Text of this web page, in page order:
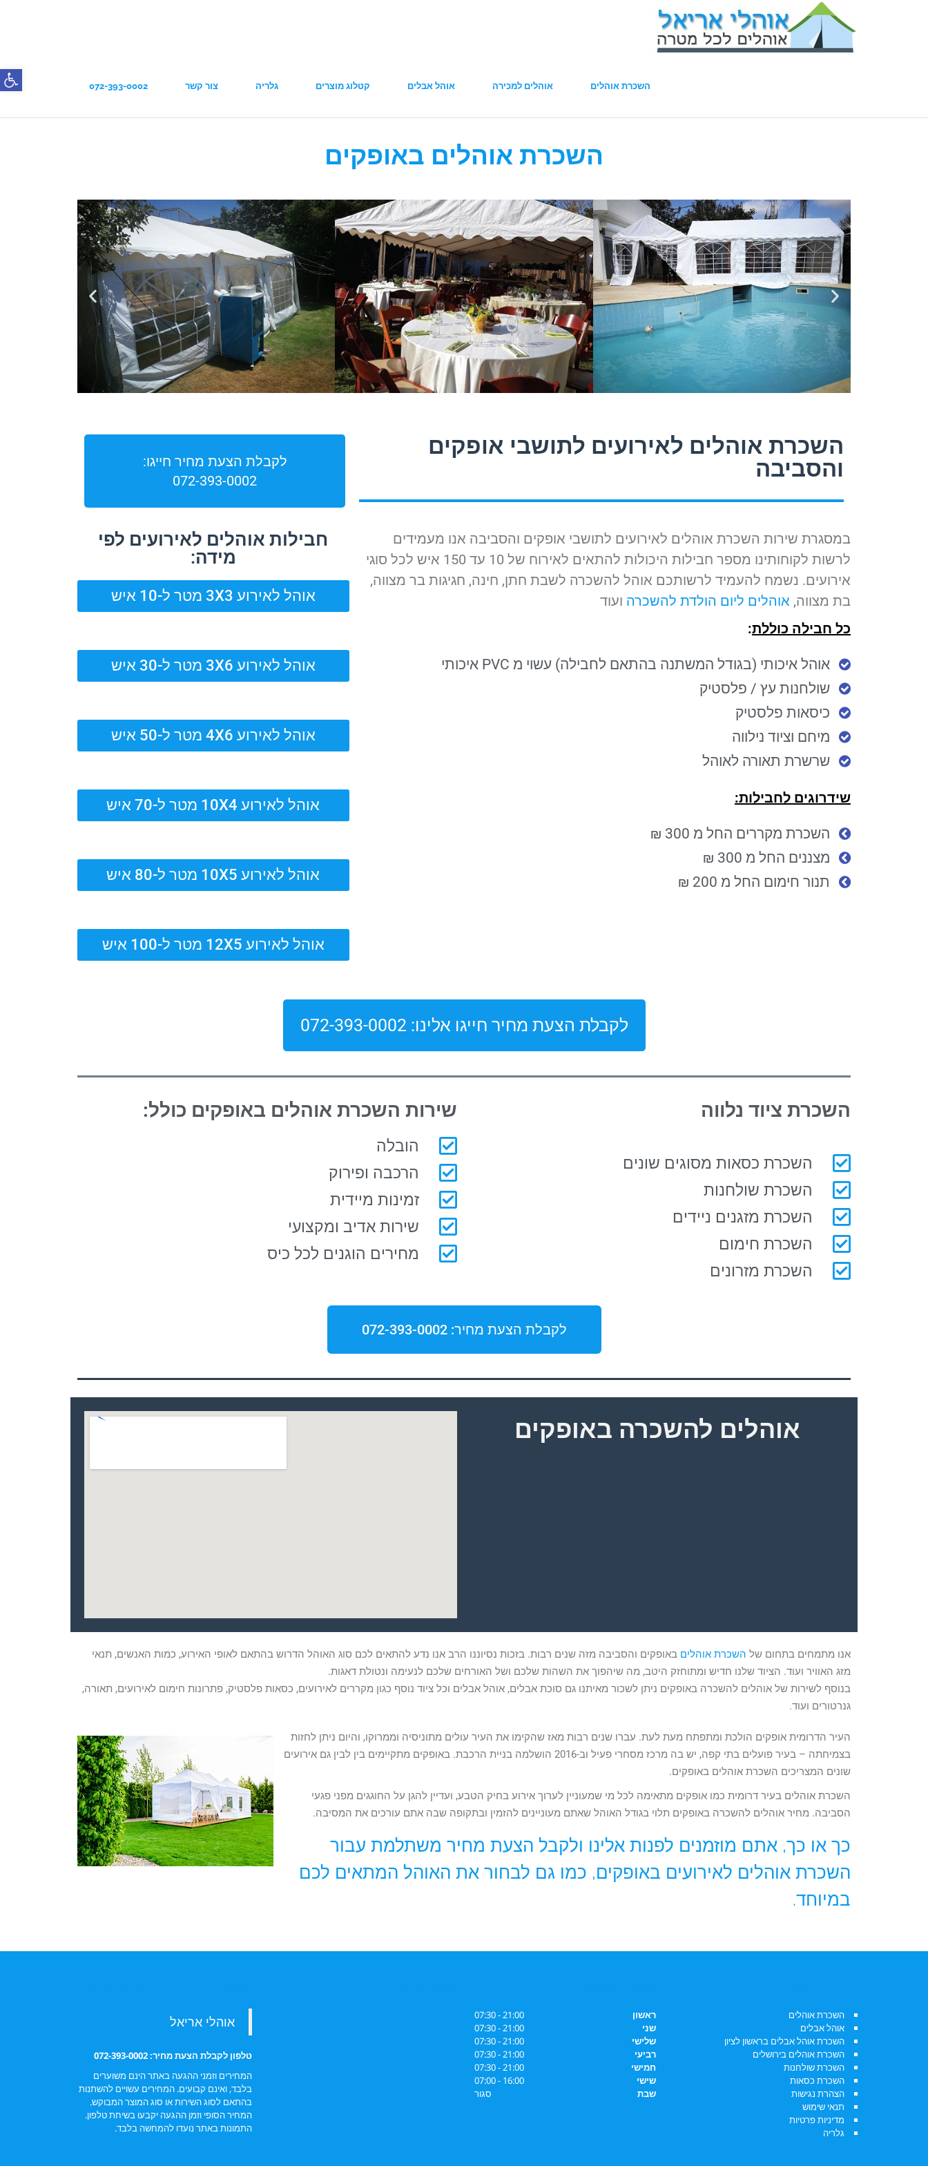
השכרת אוהלים אוהלים למכירה אוהל אבלים קטלוג מוצרים גלריה צור קשר 072-393-0002
השכרת אוהלים באופקים
השכרת אוהלים לאירועים לתושבי אופקים
והסביבה
לקבלת הצעת מחיר חייגו:
072-393-0002
במסגרת שירות השכרת אוהלים לאירועים לתושבי אופקים והסביבה אנו מעמידים
לרשות לקוחותינו מספר חבילות היכולות להתאים לאירוח של 10 עד 150 איש לכל סוגי
אירועים. נשמח להעמיד לרשותכם אוהל להשכרה לשבת חתן, חינה, חגיגות בר מצווה,
בת מצווה, אוהלים ליום הולדת להשכרה ועוד
כל חבילה כוללת:
אוהל איכותי (בגודל המשתנה בהתאם לחבילה) עשוי מ PVC איכותי
שולחנות עץ / פלסטיק
כיסאות פלסטיק
מיחם וציוד נילווה
שרשרת תאורה לאוהל
שידרוגים לחבילות:
השכרת מקררים החל מ 300 ₪
מצננים החל מ 300 ₪
תנור חימום החל מ 200 ₪
חבילות אוהלים לאירועים לפי
מידה:
אוהל לאירוע 3X3 מטר ל-10 איש
אוהל לאירוע 3X6 מטר ל-30 איש
אוהל לאירוע 4X6 מטר ל-50 איש
אוהל לאירוע 10X4 מטר ל-70 איש
אוהל לאירוע 10X5 מטר ל-80 איש
אוהל לאירוע 12X5 מטר ל-100 איש
לקבלת הצעת מחיר חייגו אלינו: 072-393-0002
השכרת ציוד נלווה
השכרת כסאות מסוגים שונים
השכרת שולחנות
השכרת מזגנים ניידים
השכרת חימום
השכרת מזרונים
שירות השכרת אוהלים באופקים כולל:
הובלה
הרכבה ופירוק
זמינות מיידית
שירות אדיב ומקצועי
מחירים הוגנים לכל כיס
לקבלת הצעת מחיר: 072-393-0002
אוהלים להשכרה באופקים
אנו מתמחים בתחום של השכרת אוהלים באופקים והסביבה מזה שנים רבות. בזכות נסיוננו הרב אנו נדע להתאים לכם סוג האוהל הדרוש בהתאם לאופי האירוע, כמות האנשים, תנאי
מזג האוויר ועוד. הציוד שלנו חדיש ומתוחזק היטב, מה שיהפוך את השהות שלכם ושל האורחים שלכם לנעימה ונטולת דאגות.
בנוסף לשירות של אוהלים להשכרה באופקים ניתן לשכור מאיתנו גם סוכת אבלים, אוהל אבלים וכל ציוד נוסף כגון מקררים לאירועים, כסאות פלסטיק, פתרונות חימום לאירועים, תאורה,
גנרטורים ועוד.
העיר הדרומית אופקים הולכת ומתפתח מעת לעת. עברו שנים רבות מאז שהקימו את העיר עולים מתוניסיה וממרוקו, והיום ניתן לחזות
בצמיחתה – בעיר פועלים בתי קפה, יש בה מרכז מסחרי פעיל וב-2016 הושלמה בניית הרכבת. באופקים מתקיימים בין לבין גם אירועים
שונים המצריכים השכרת אוהלים באופקים.
השכרת אוהלים בעיר דרומית כמו אופקים מתאימה לכל מי שמעוניין לערוך אירוע בחיק הטבע, ועדיין להגן על החוגגים מפני פגעי
הסביבה. מחיר אוהלים להשכרה באופקים תלוי בגודל האוהל שאתם מעוניינים להזמין ובתקופה שבה אתם עורכים את המסיבה.
כך או כך, אתם מוזמנים לפנות אלינו ולקבל הצעת מחיר משתלמת עבור
השכרת אוהלים לאירועים באופקים, כמו גם לבחור את האוהל המתאים לכם
במיוחד.
השכרת אוהלים
אוהל אבלים
השכרת אוהל אבלים בראשון לציון
השכרת אוהלים בירושלים
השכרת שולחנות
השכרת כסאות
הצהרת נגישות
תנאי שימוש
מדיניות פרטיות
גלריה
ראשון
21:00 - 07:30
שני
21:00 - 07:30
שלישי
21:00 - 07:30
רביעי
21:00 - 07:30
חמישי
21:00 - 07:30
שישי
16:00 - 07:00
שבת
סגור
‎אוהלי אריאל‎
טלפון לקבלת הצעת מחיר: 072-393-0002
המחירים וזמני ההגעה באתר הינם משוערים
בלבד, ואינם קבועים. המחירים עשויים להשתנות
בהתאם לסוג השירות או סוג המוצר המבוקש.
המחיר הסופי וזמן ההגעה יקבעו בשיחת טלפון.
התמונות באתר נועדו להמחשה בלבד.
פתח